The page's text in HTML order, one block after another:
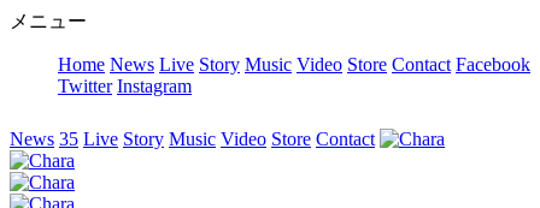
メニュー
Home News Live Story Music Video Store Contact Facebook
Twitter Instagram
News 35 Live Story Music Video Store Contact